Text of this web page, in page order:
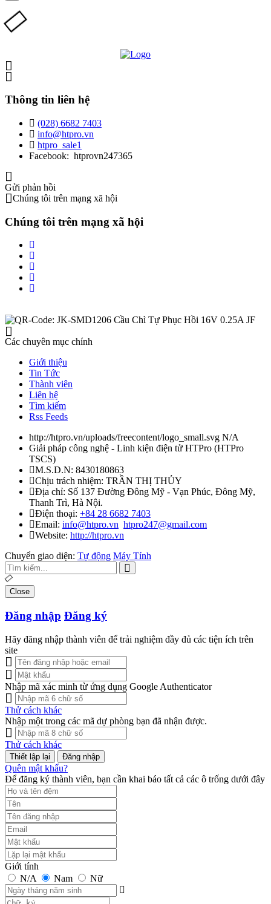
Thông tin liên hệ
(028) 6682 7403
info@htpro.vn
htpro_sale1
Facebook: htprovn247365
Gửi phản hồi
Chúng tôi trên mạng xã hội
Chúng tôi trên mạng xã hội
Các chuyên mục chính
Giới thiệu
Tin Tức
Thành viên
Liên hệ
Tìm kiếm
Rss Feeds
http://htpro.vn/uploads/freecontent/logo_small.svg N/A
Giải pháp công nghệ - Linh kiện điện tử HTPro (HTPro
TSCS)
M.S.D.N: 8430180863
Chịu trách nhiệm: TRẦN THỊ THỦY
Địa chỉ: Số 137 Đường Đông Mỹ - Vạn Phúc, Đông Mỹ,
Thanh Trì, Hà Nội.
Điện thoại: +84 28 6682 7403
Email: info@htpro.vn htpro247@gmail.com
Website: http://htpro.vn
Chuyển giao diện: Tự động Máy Tính
Close
Đăng nhập Đăng ký
Hãy đăng nhập thành viên để trải nghiệm đầy đủ các tiện ích trên
site
Nhập mã xác minh từ ứng dụng Google Authenticator
Thử cách khác
Nhập một trong các mã dự phòng bạn đã nhận được.
Thử cách khác
Đăng nhập
Quên mật khẩu?
Để đăng ký thành viên, bạn cần khai báo tất cả các ô trống dưới đây
Giới tính
N/A
Nam Nữ